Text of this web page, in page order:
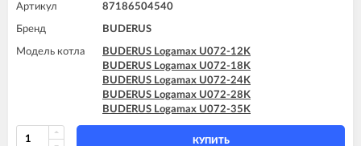
Артикул 87186504540
Бренд BUDERUS
Модель котла
BUDERUS Logamax U072-12K
BUDERUS Logamax U072-18K
BUDERUS Logamax U072-24K
BUDERUS Logamax U072-28K
BUDERUS Logamax U072-35K
КУПИТЬ